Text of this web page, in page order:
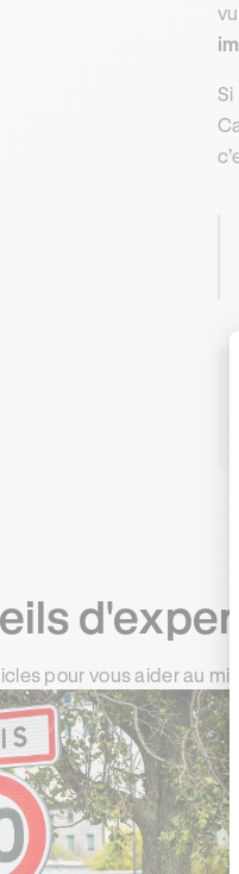
Si
pour vous aider au